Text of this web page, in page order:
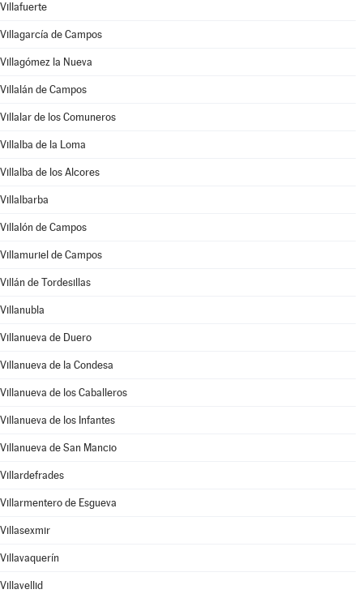
Villafuerte
Villagarcía de Campos
Villagómez la Nueva
Villalán de Campos
Villalar de los Comuneros
Villalba de la Loma
Villalba de los Alcores
Villalbarba
Villalón de Campos
Villamuriel de Campos
Villán de Tordesillas
Villanubla
Villanueva de Duero
Villanueva de la Condesa
Villanueva de los Caballeros
Villanueva de los Infantes
Villanueva de San Mancio
Villardefrades
Villarmentero de Esgueva
Villasexmir
Villavaquerín
Villavellid